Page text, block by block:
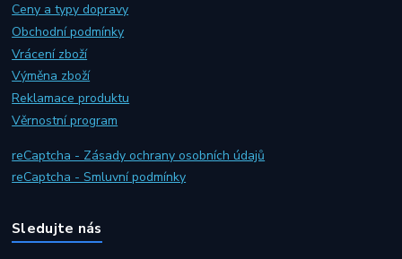
Ceny a typy dopravy
Obchodní podmínky
Vrácení zboží
Výměna zboží
Reklamace produktu
Věrnostní program
reCaptcha - Zásady ochrany osobních údajů
reCaptcha - Smluvní podmínky
Sledujte nás